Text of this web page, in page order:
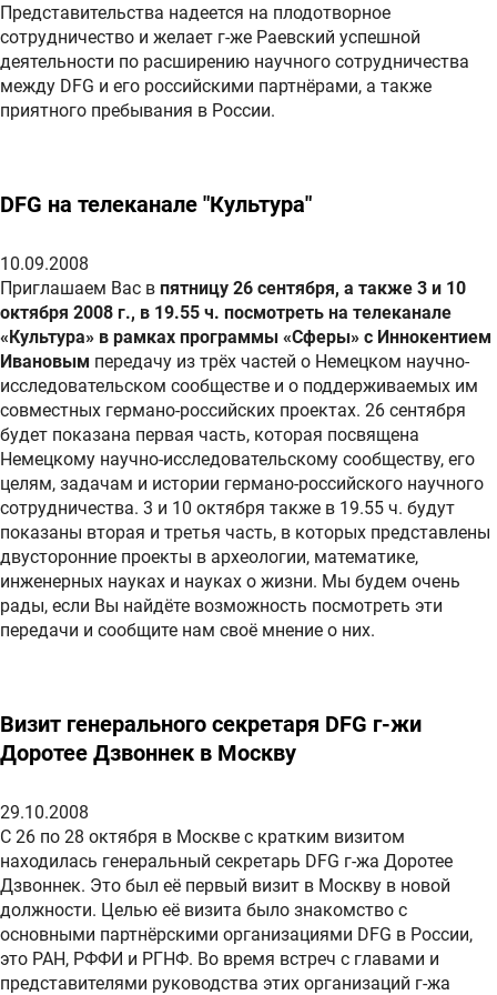
Представительства надеется на плодотворное
сотрудничество и желает г-же Раевский успешной
деятельности по расширению научного сотрудничества
между DFG и его российскими партнёрами, а также
приятного пребывания в России.
DFG на телеканале "Культура"
10.09.2008
Приглашаем Вас в пятницу 26 сентября, а также 3 и 10
октября 2008 г., в 19.55 ч. посмотреть на телеканале
«Культура» в рамках программы «Сферы» с Иннокентием
Ивановым передачу из трёх частей о Немецком научно-
исследовательском сообществе и о поддерживаемых им
совместных германо-российских проектах. 26 сентября
будет показана первая часть, которая посвящена
Немецкому научно-исследовательскому сообществу, его
целям, задачам и истории германо-российского научного
сотрудничества. 3 и 10 октября также в 19.55 ч. будут
показаны вторая и третья часть, в которых представлены
двусторонние проекты в археологии, математике,
инженерных науках и науках о жизни. Мы будем очень
рады, если Вы найдёте возможность посмотреть эти
передачи и сообщите нам своё мнение о них.
Визит генерального секретаря DFG г-жи
Доротее Дзвоннек в Москву
29.10.2008
С 26 по 28 октября в Москве с кратким визитом
находилась генеральный секретарь DFG г-жа Доротее
Дзвоннек. Это был её первый визит в Москву в новой
должности. Целью её визита было знакомство c
основными партнёрскими организациями DFG в России,
это РАН, РФФИ и РГНФ. Во время встреч с главами и
представителями руководства этих организаций г-жа